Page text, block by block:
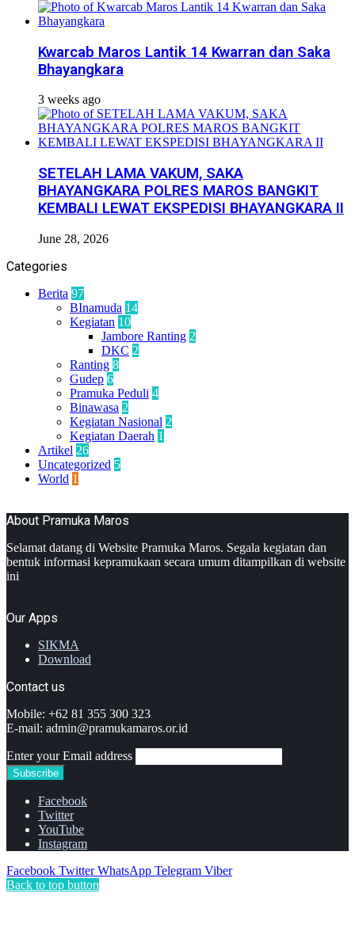
Kwarcab Maros Lantik 14 Kwarran dan Saka
Bhayangkara
3 weeks ago
SETELAH LAMA VAKUM, SAKA
BHAYANGKARA POLRES MAROS BANGKIT
KEMBALI LEWAT EKSPEDISI BHAYANGKARA II
June 28, 2026
Categories
Berita 97
BInamuda 14
Kegiatan 10
Jambore Ranting 2
DKC 2
Ranting 8
Gudep 6
Pramuka Peduli 4
Binawasa 2
Kegiatan Nasional 2
Kegiatan Daerah 1
Artikel 26
Uncategorized 5
World 1
About Pramuka Maros
Selamat datang di Website Pramuka Maros. Segala kegiatan dan
bentuk informasi kepramukaan secara umum ditampilkan di website
ini
Our Apps
SIKMA
Download
Contact us
Mobile: +62 81 355 300 323
E-mail: admin@pramukamaros.or.id
Enter your Email address
Facebook
Twitter
YouTube
Instagram
Facebook Twitter WhatsApp Telegram Viber
Back to top button